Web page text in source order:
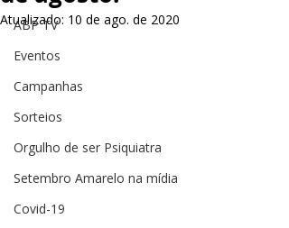
ABP TV
Eventos
Campanhas
Sorteios
Orgulho de ser Psiquiatra
Setembro Amarelo na mídia
Covid-19
Atualizado: 10 de ago. de 2020